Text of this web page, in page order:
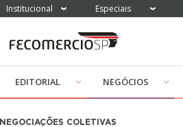
Institucional Especiais
EDITORIAL NEGÓCIOS
NEGOCIAÇÕES COLETIVAS